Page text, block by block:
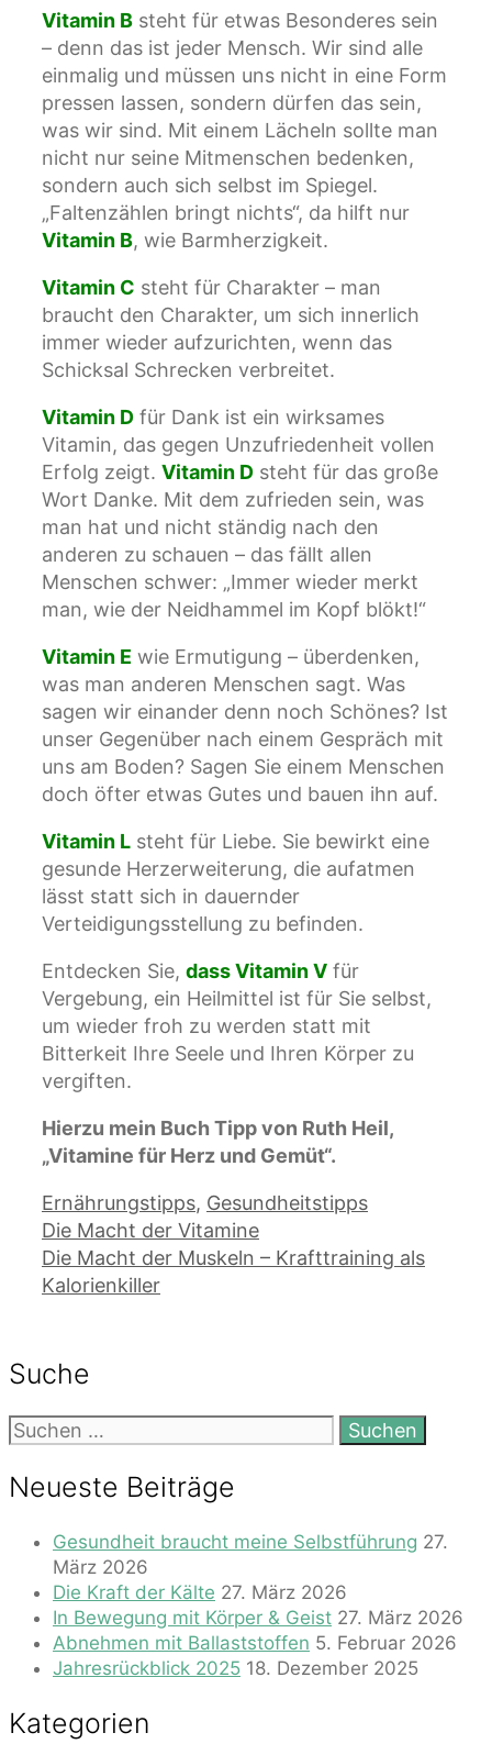
Vitamin B steht für etwas Besonderes sein
– denn das ist jeder Mensch. Wir sind alle
einmalig und müssen uns nicht in eine Form
pressen ­lassen, sondern dürfen das sein,
was wir sind. Mit einem Lächeln sollte man
nicht nur seine Mitmenschen bedenken,
sondern auch sich selbst im Spiegel.
„Faltenzählen bringt nichts“, da hilft nur
Vitamin B, wie Barmherzigkeit.
Vitamin C steht für Charakter – man
braucht den Charakter, um sich innerlich
immer wieder aufzurichten, wenn das
Schicksal Schrecken verbreitet.
Vitamin D für Dank ist ein wirksames
Vitamin, das gegen Unzufriedenheit vollen
Erfolg zeigt. Vitamin D steht für das große
Wort Danke. Mit dem zufrieden sein, was
man hat und nicht ständig nach den
anderen zu schauen – das fällt allen
Menschen schwer: „Immer wieder merkt
man, wie der Neidhammel im Kopf blökt!“
Vitamin E wie Ermutigung – überdenken,
was man anderen Menschen sagt. Was
sagen wir einander denn noch Schönes? Ist
unser Gegenüber nach einem Gespräch mit
uns am Boden? Sagen Sie einem Menschen
doch öfter etwas Gutes und bauen ihn auf.
Vitamin L steht für Liebe. Sie bewirkt eine
gesunde Herzerweiterung, die aufatmen
lässt statt sich in dauernder
Verteidigungsstellung zu befinden.
Entdecken Sie, dass Vitamin V für
Vergebung, ein Heilmittel ist für Sie selbst,
um wieder froh zu werden statt mit
Bitterkeit Ihre Seele und Ihren Körper zu
vergiften.
Hierzu mein Buch Tipp von Ruth Heil,
„Vitamine für Herz und Gemüt“.
Kategorien
Ernährungstipps, Gesundheitstipps
Die Macht der Vitamine
Die Macht der Muskeln – Krafttraining als
Kalorienkiller
Suche
Suchen
nach:
Neueste Beiträge
Gesundheit braucht meine Selbstführung 27.
März 2026
Die Kraft der Kälte 27. März 2026
In Bewegung mit Körper & Geist 27. März 2026
Abnehmen mit Ballaststoffen 5. Februar 2026
Jahresrückblick 2025 18. Dezember 2025
Kategorien